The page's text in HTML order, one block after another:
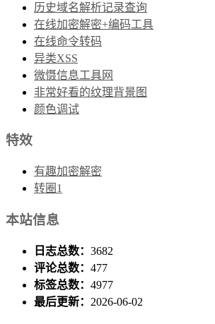
历史域名解析记录查询
在线加密解密+编码工具
在线命令转码
异类XSS
微慑信息工具网
非常好看的纹理背景图
颜色调试
特效
有趣加密解密
转圈1
本站信息
日志总数： 3682
评论总数： 477
标签总数： 4977
最后更新： 2026-06-02